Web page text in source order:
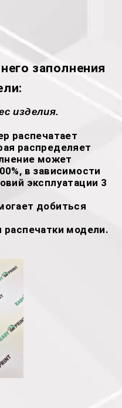
заполнения
изделия.
распечатает
распределяет
может
в зависимости
эксплуатации 3
добиться
модели.